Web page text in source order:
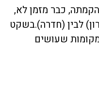
100 שנים להקמתה, כבר מזמן לא,
לבין (חדרה).בשקט
שעושים